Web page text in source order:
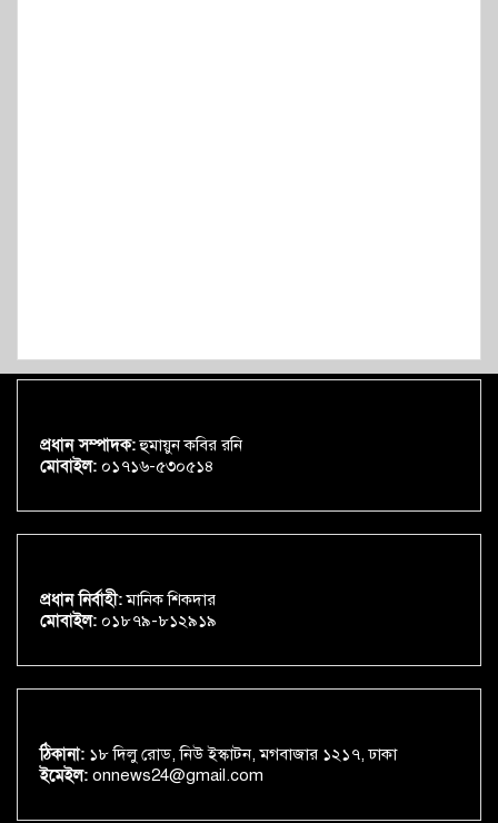
প্রধান সম্পাদক:হুমায়ুন কবির রনি
মোবাইল: ০১৭১৬-৫৩০৫১৪
প্রধান নির্বাহী:মানিক শিকদার
মোবাইল: ০১৮৭৯-৮১২৯১৯
ঠিকানা: ১৮ দিলু রোড, নিউ ইস্কাটন, মগবাজার ১২১৭, ঢাকা
ইমেইল: onnews24@gmail.com